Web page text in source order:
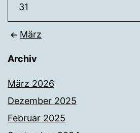
31
März
Archiv
März 2026
Dezember 2025
Februar 2025